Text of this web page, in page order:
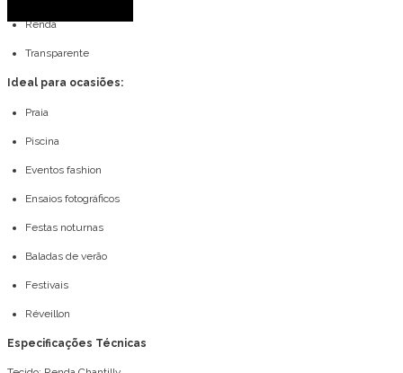
Renda
Transparente
Ideal para ocasiões:
Praia
Piscina
Eventos fashion
Ensaios fotográficos
Festas noturnas
Baladas de verão
Festivais
Réveillon
Especificações Técnicas